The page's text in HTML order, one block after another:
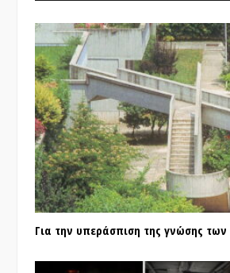
Για την υπεράσπιση της γνώσης των